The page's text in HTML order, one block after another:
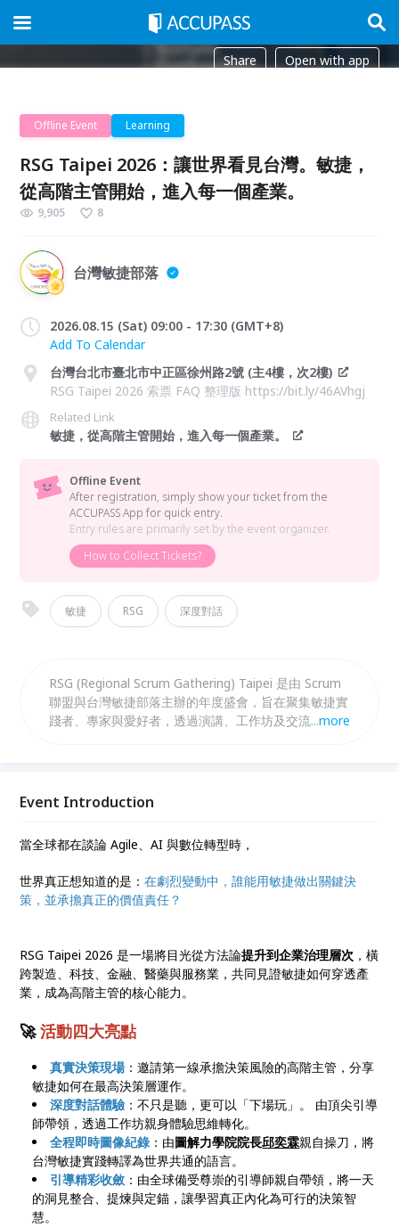
Share Open with app
Offline Event Learning
RSG Taipei 2026：讓世界看見台灣。敏捷，
從高階主管開始，進入每一個產業。
9,905 8
台灣敏捷部落
2026.08.15 (Sat) 09:00 - 17:30 (GMT+8)
Add To Calendar
台灣台北市臺北市中正區徐州路2號 (主4樓，次2樓)
RSG Taipei 2026 索票 FAQ 整理版 https://bit.ly/46AVhgj
Related Link
敏捷，從高階主管開始，進入每一個產業。
Offline Event
After registration, simply show your ticket from the
ACCUPASS App for quick entry.
Entry rules are primarily set by the event organizer.
How to Collect Tickets?
敏捷 RSG 深度對話
RSG (Regional Scrum Gathering) Taipei 是由 Scrum
聯盟與台灣敏捷部落主辦的年度盛會，旨在聚集敏捷實
踐者、專家與愛好者，透過演講、工作坊及交流分享最
...more
Event Introduction
當全球都在談論 Agile、AI 與數位轉型時，
世界真正想知道的是：在劇烈變動中，誰能用敏捷做出關鍵決
策，並承擔真正的價值責任？
RSG Taipei 2026 是一場將目光從方法論提升到企業治理層次 ，橫
跨製造、科技、金融、醫藥與服務業，共同見證敏捷如何穿透產
業，成為高階主管的核心能力。
🚀活動四大亮點
真實決策現場：邀請第一線承擔決策風險的高階主管，分享
敏捷如何在最高決策層運作。
深度對話體驗 ：不只是聽，更可以「下場玩」。 由頂尖引導
師帶領，透過工作坊親身體驗思維轉化。
全程即時圖像紀錄 ：由圖解力學院院長邱奕霖親自操刀，將
台灣敏捷實踐轉譯為世界共通的語言。
引導精彩收斂 ：由全球備受尊崇的引導師親自帶領，將一天
的洞見整合、提煉與定錨，讓學習真正內化為可行的決策智
慧。